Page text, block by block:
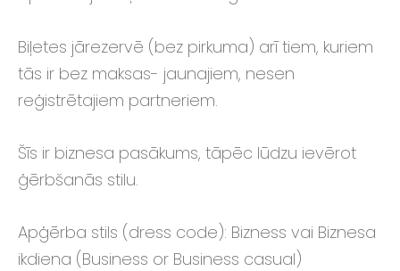
Biļetes jārezervē (bez pirkuma) arī tiem, kuriem
tās ir bez maksas- jaunajiem, nesen
reģistrētajiem partneriem.
Šīs ir biznesa pasākums, tāpēc lūdzu ievērot
ģērbšanās stilu.
Apģērba stils (dress code): Bizness vai Biznesa
ikdiena (Business or Business casual)